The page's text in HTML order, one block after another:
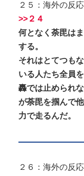
２５：海外の反応
>>２４
何となく荼毘は
する。
それはとてつも
いる人たち全員
轟では止められ
が荼毘を掴んで
力で走るんだ。
２６：海外の反応